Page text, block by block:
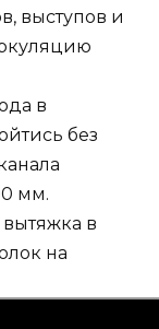
выступов и
в
без
мм.
в
на